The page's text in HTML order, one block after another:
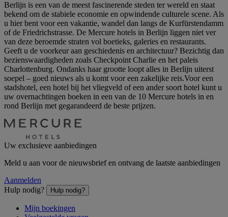
Berlijn is een van de meest fascinerende steden ter wereld en staat
bekend om de stabiele economie en opwindende culturele scene. Als
u hier bent voor een vakantie, wandel dan langs de Kurfürstendamm
of de Friedrichstrasse. De Mercure hotels in Berlijn liggen niet ver
van deze beroemde straten vol boetieks, galeries en restaurants.
Geeft u de voorkeur aan geschiedenis en architectuur? Bezichtig dan
bezienswaardigheden zoals Checkpoint Charlie en het paleis
Charlottenburg. Ondanks haar grootte loopt alles in Berlijn uiterst
soepel – goed nieuws als u komt voor een zakelijke reis.Voor een
stadshotel, een hotel bij het vliegveld of een ander soort hotel kunt u
uw overnachtingen boeken in een van de 10 Mercure hotels in en
rond Berlijn met gegarandeerd de beste prijzen.
Uw exclusieve aanbiedingen
Meld u aan voor de nieuwsbrief en ontvang de laatste aanbiedingen
Aanmelden
Hulp nodig?
Hulp nodig?
Mijn boekingen